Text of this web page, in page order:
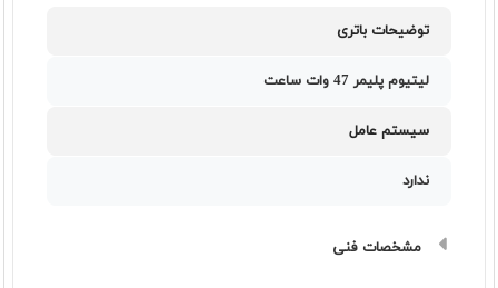
توضیحات باتری
لیتیوم پلیمر 47 وات ساعت
سیستم عامل
ندارد
مشخصات فنی